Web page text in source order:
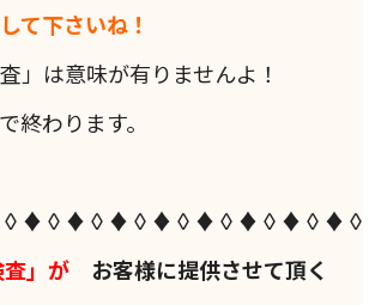
て下さいね！
」は意味が有りませんよ！
終わります。
査」が お客様に提供させて頂く